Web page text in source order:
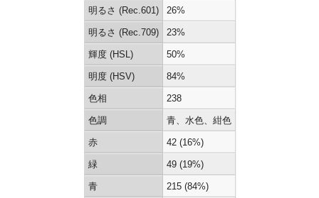
明るさ (Rec.601) 26%
明るさ (Rec.709) 23%
輝度 (HSL) 50%
明度 (HSV) 84%
色相 238
色調 青、水色、紺色
赤 42 (16%)
緑 49 (19%)
青 215 (84%)